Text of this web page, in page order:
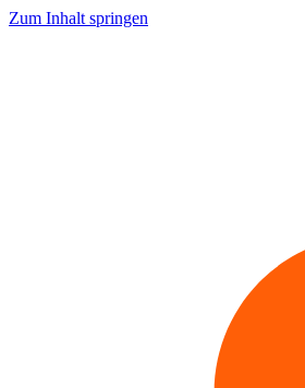
Zum Inhalt springen